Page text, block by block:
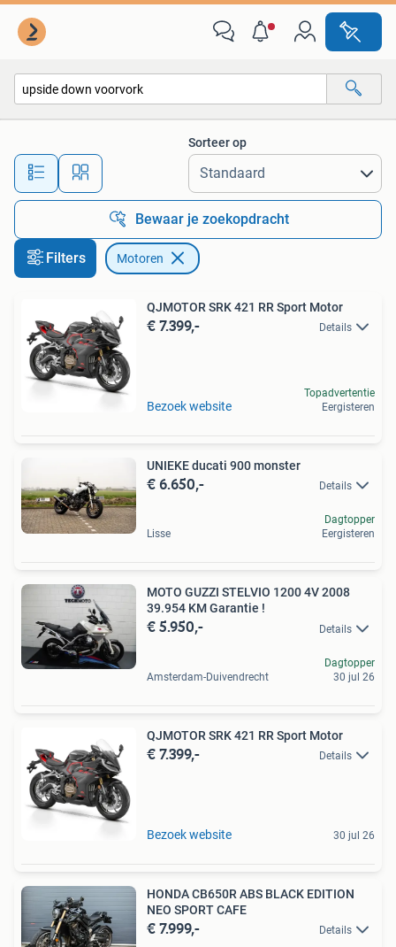
Alle afstanden…
Sorteer op
Bewaar je zoekopdracht
Filters Motoren
QJMOTOR SRK 421 RR Sport Motor
€ 7.399,- Details
Bezoek website
Topadvertentie
Eergisteren
UNIEKE ducati 900 monster
€ 6.650,- Details
Lisse
Dagtopper
Eergisteren
MOTO GUZZI STELVIO 1200 4V 2008
39.954 KM Garantie !
€ 5.950,- Details
Amsterdam-Duivendrecht
Dagtopper
30 jul 26
QJMOTOR SRK 421 RR Sport Motor
€ 7.399,- Details
Bezoek website 30 jul 26
HONDA CB650R ABS BLACK EDITION
NEO SPORT CAFE
€ 7.999,- Details